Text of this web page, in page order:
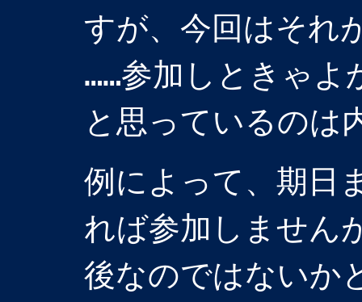
すが、今回はそれ
……参加しときゃよ
と思っているのは
例によって、期日
れば参加しません
後なのではないか